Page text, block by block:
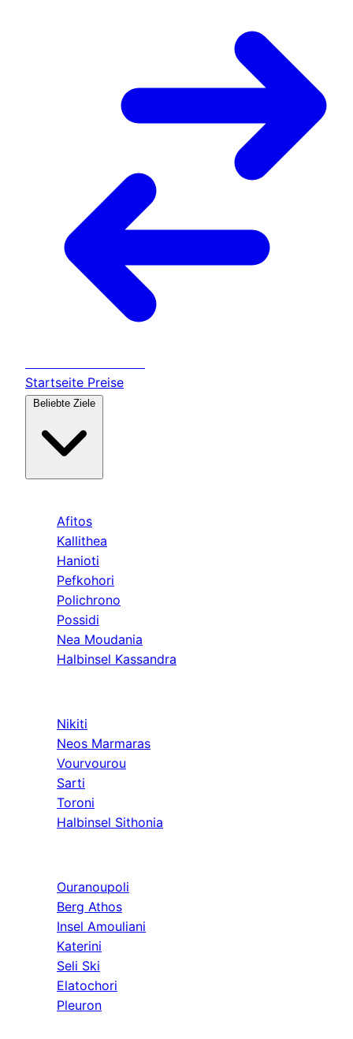
Startseite Preise
Afitos
Kallithea
Hanioti
Pefkohori
Polichrono
Possidi
Nea Moudania
Halbinsel Kassandra
Nikiti
Neos Marmaras
Vourvourou
Sarti
Toroni
Halbinsel Sithonia
Ouranoupoli
Berg Athos
Insel Amouliani
Katerini
Seli Ski
Elatochori
Pleuron